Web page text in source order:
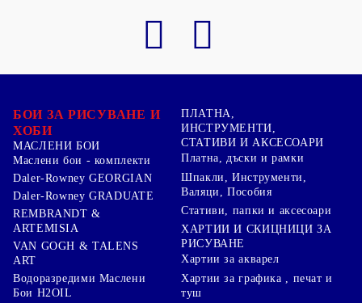
БОИ ЗА РИСУВАНЕ И
ХОБИ
МАСЛЕНИ БОИ
Маслени бои - комплекти
Daler-Rowney GEORGIAN
Daler-Rowney GRADUATE
REMBRANDT &
ARTEMISIA
VAN GOGH & TALENS
ART
Водоразредими Маслени
Бои H2OIL
ПЛАТНА,
ИНСТРУМЕНТИ,
СТАТИВИ И АКСЕСОАРИ
Платна, дъски и рамки
Шпакли, Инструменти,
Валяци, Пособия
Стативи, папки и аксесоари
ХАРТИИ И СКИЦНИЦИ ЗА
РИСУВАНЕ
Хартии за акварел
Хартии за графика , печат и
туш